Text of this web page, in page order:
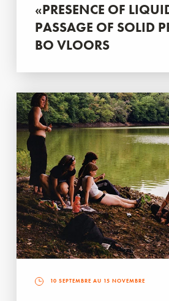
«PRESENCE OF
PASSAGE OF SOLID
BO VLOORS
10 SEPTEMBRE AU 15 NOVEMBRE